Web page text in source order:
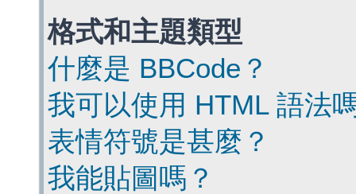
格式和主題類型
什麼是 BBCode？
我可以使用 HTML 語法
表情符號是甚麼？
我能貼圖嗎？